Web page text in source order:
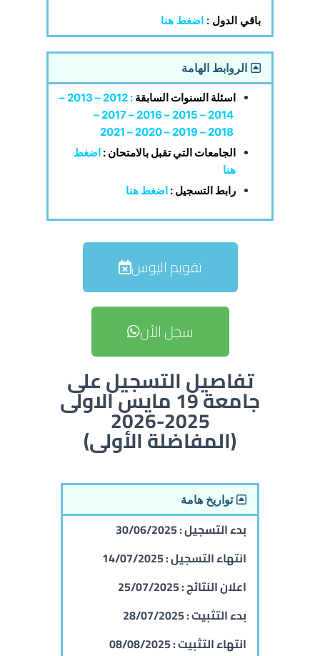
باقي الدول : اضغط هنا
الروابط الهامة
اسئلة السنوات السابقة :
2012
–
2013
–
2014
–
2015
–
2016
–
2017
–
2018
–
2019
–
2020
–
2021
الجامعات التي تقبل بالامتحان : اضغط
هنا
رابط التسجيل : اضغط هنا
تقويم اليوس
سجل الأن
تفاصيل التسجيل على
جامعة 19 مايس الاولى
2025-2026
(المفاضلة الأولى)
تواريخ هامة
بدء التسجيل :30/06/2025
انتهاء التسجيل :14/07/2025
اعلان النتائج :25/07/2025
بدء التثبيت :28/07/2025
انتهاء التثبيت :08/08/2025